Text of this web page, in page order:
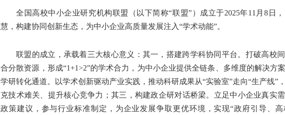
全国高校中小企业研究机构联盟（以下简称“联盟”）成立于2025年11月8日
慧，构建协同创新生态，为中小企业高质量发展注入“学术动能”。
联盟的成立，承载着三大核心意义：其一，搭建跨学科协同平台。打破高校
合分散资源，形成“1+1>2”的学术合力，为中小企业提供全链条、多维度的解决方
学研转化通道。以学术创新驱动产业实践，推动科研成果从“实验室”走向“生产线”
克技术难关、提升核心竞争力；其三，构建政企研对话桥梁。立足中小企业真实
政策建议，参与行业标准制定，为企业发展争取更优环境，实现“政府引导、